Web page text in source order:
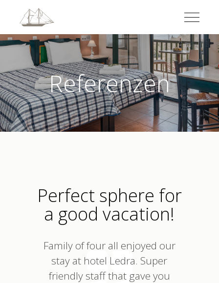
Referenzen
Perfect sphere for
a good vacation!
Family of four all enjoyed our
stay at hotel Ledra. Super
friendly staff that gave you